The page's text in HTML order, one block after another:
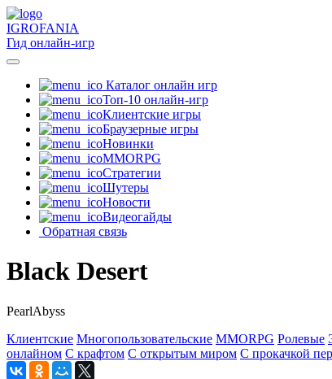
IGROFANIA
Гид онлайн-игр
Каталог онлайн игр
Топ-10 онлайн-игр
Клиентские игры
Браузерные игры
Новинки
MMORPG
Стратегии
Шутеры
Новости
Видеогайды
Обратная связь
Black Desert
PearlAbyss
Клиентские Многопользовательские MMORPG Ролевые
онлайном С крафтом С открытым миром С прокачкой